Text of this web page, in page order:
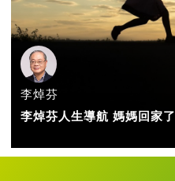
李焯芬
李焯芬人生導航 媽媽回家了